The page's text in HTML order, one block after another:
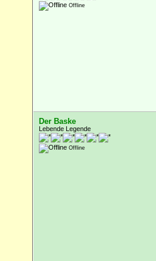
Offline
Der Baske
Lebende Legende
Offline